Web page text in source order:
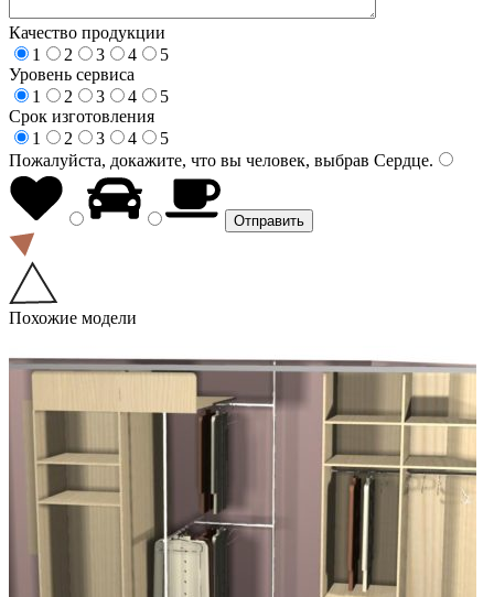
Качество продукции
1
2 3 4
5
Уровень сервиса
1
2 3 4
5
Срок изготовления
1
2 3 4
5
Пожалуйста, докажите, что вы человек, выбрав Сердце.
Похожие модели